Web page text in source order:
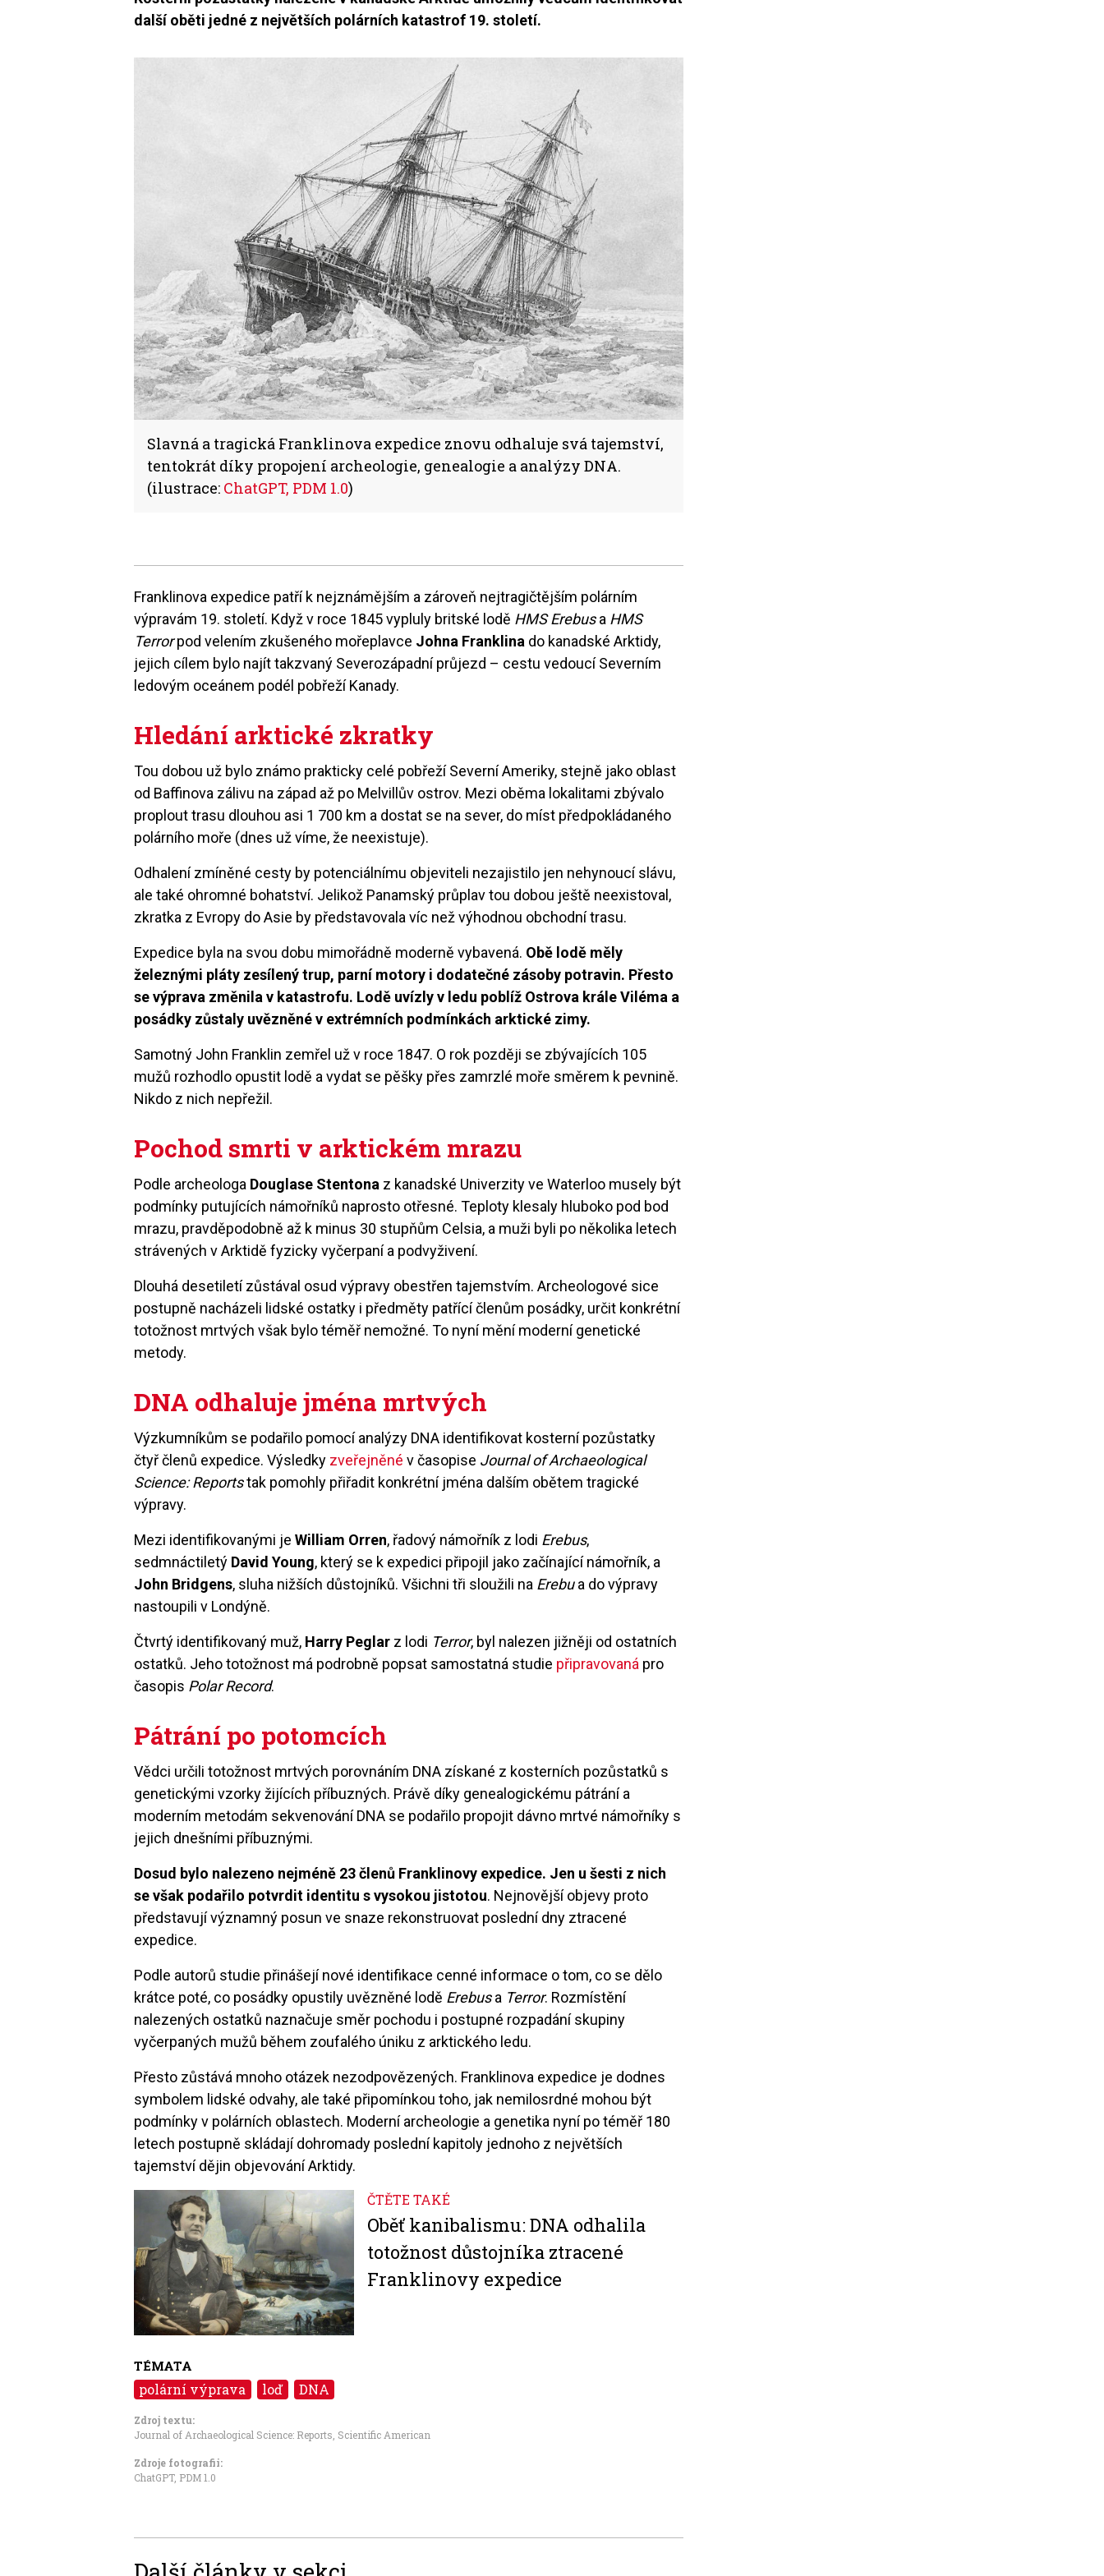
další oběti jedné z největších polárních katastrof 19. století.
Slavná a tragická Franklinova expedice znovu odhaluje svá tajemství,
tentokrát díky propojení archeologie, genealogie a analýzy DNA.
(ilustrace: ChatGPT, PDM 1.0)
Franklinova expedice patří k nejznámějším a zároveň nejtragičtějším polárním
výpravám 19. století. Když v roce 1845 vypluly britské lodě HMS Erebusa HMS
Terrorpod velením zkušeného mořeplavce Johna Franklina do kanadské Arktidy,
jejich cílem bylo najít takzvaný Severozápadní průjezd – cestu vedoucí Severním
ledovým oceánem podél pobřeží Kanady.
Hledání arktické zkratky
Tou dobou už bylo známo prakticky celé pobřeží Severní Ameriky, stejně jako oblast
od Baffinova zálivu na západ až po Melvillův ostrov. Mezi oběma lokalitami zbývalo
proplout trasu dlouhou asi 1 700 km a dostat se na sever, do míst předpokládaného
polárního moře (dnes už víme, že neexistuje).
Odhalení zmíněné cesty by potenciálnímu objeviteli nezajistilo jen nehynoucí slávu,
ale také ohromné bohatství. Jelikož Panamský průplav tou dobou ještě neexistoval,
zkratka z Evropy do Asie by představovala víc než výhodnou obchodní trasu.
Expedice byla na svou dobu mimořádně moderně vybavená. Obě lodě měly
železnými pláty zesílený trup, parní motory i dodatečné zásoby potravin. Přesto
se výprava změnila v katastrofu. Lodě uvízly v ledu poblíž Ostrova krále Viléma a
posádky zůstaly uvězněné v extrémních podmínkách arktické zimy.
Samotný John Franklin zemřel už v roce 1847. O rok později se zbývajících 105
mužů rozhodlo opustit lodě a vydat se pěšky přes zamrzlé moře směrem k pevnině.
Nikdo z nich nepřežil.
Pochod smrti v arktickém mrazu
Podle archeologa Douglase Stentona z kanadské Univerzity ve Waterloo musely být
podmínky putujících námořníků naprosto otřesné. Teploty klesaly hluboko pod bod
mrazu, pravděpodobně až k minus 30 stupňům Celsia, a muži byli po několika letech
strávených v Arktidě fyzicky vyčerpaní a podvyživení.
Dlouhá desetiletí zůstával osud výpravy obestřen tajemstvím. Archeologové sice
postupně nacházeli lidské ostatky i předměty patřící členům posádky, určit konkrétní
totožnost mrtvých však bylo téměř nemožné. To nyní mění moderní genetické
metody.
DNA odhaluje jména mrtvých
Výzkumníkům se podařilo pomocí analýzy DNA identifikovat kosterní pozůstatky
čtyř členů expedice. Výsledky zveřejněné v časopise Journal of Archaeological
Science: Reportstak pomohly přiřadit konkrétní jména dalším obětem tragické
výpravy.
Mezi identifikovanými jeWilliam Orren, řadový námořník z lodi Erebus,
sedmnáctiletý David Young, který se k expedici připojil jako začínající námořník, a
John Bridgens, sluha nižších důstojníků. Všichni tři sloužili na Erebua do výpravy
nastoupili v Londýně.
Čtvrtý identifikovaný muž, Harry Peglar z lodi Terror, byl nalezen jižněji od ostatních
ostatků. Jeho totožnost má podrobně popsat samostatná studie připravovaná pro
časopis Polar Record.
Pátrání po potomcích
Vědci určili totožnost mrtvých porovnáním DNA získané z kosterních pozůstatků s
genetickými vzorky žijících příbuzných. Právě díky genealogickému pátrání a
moderním metodám sekvenování DNA se podařilo propojit dávno mrtvé námořníky s
jejich dnešními příbuznými.
Dosud bylo nalezeno nejméně 23 členů Franklinovy expedice. Jen u šesti z nich
se však podařilo potvrdit identitu s vysokou jistotou. Nejnovější objevy proto
představují významný posun ve snaze rekonstruovat poslední dny ztracené
expedice.
Podle autorů studie přinášejí nové identifikace cenné informace o tom, co se dělo
krátce poté, co posádky opustily uvězněné lodě Erebusa Terror. Rozmístění
nalezených ostatků naznačuje směr pochodu i postupné rozpadání skupiny
vyčerpaných mužů během zoufalého úniku z arktického ledu.
Přesto zůstává mnoho otázek nezodpovězených. Franklinova expedice je dodnes
symbolem lidské odvahy, ale také připomínkou toho, jak nemilosrdné mohou být
podmínky v polárních oblastech. Moderní archeologie a genetika nyní po téměř 180
letech postupně skládají dohromady poslední kapitoly jednoho z největších
tajemství dějin objevování Arktidy.
ČTĚTE TAKÉ
Oběť kanibalismu: DNA odhalila
totožnost důstojníka ztracené
Franklinovy expedice
TÉMATA
polární výprava loď DNA
Zdroj textu:
Journal of Archaeological Science: Reports Scientific American
Zdroje fotografii:
ChatGPT, PDM 1.0